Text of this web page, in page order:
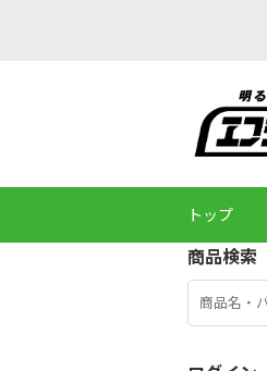
トップ
商品検索